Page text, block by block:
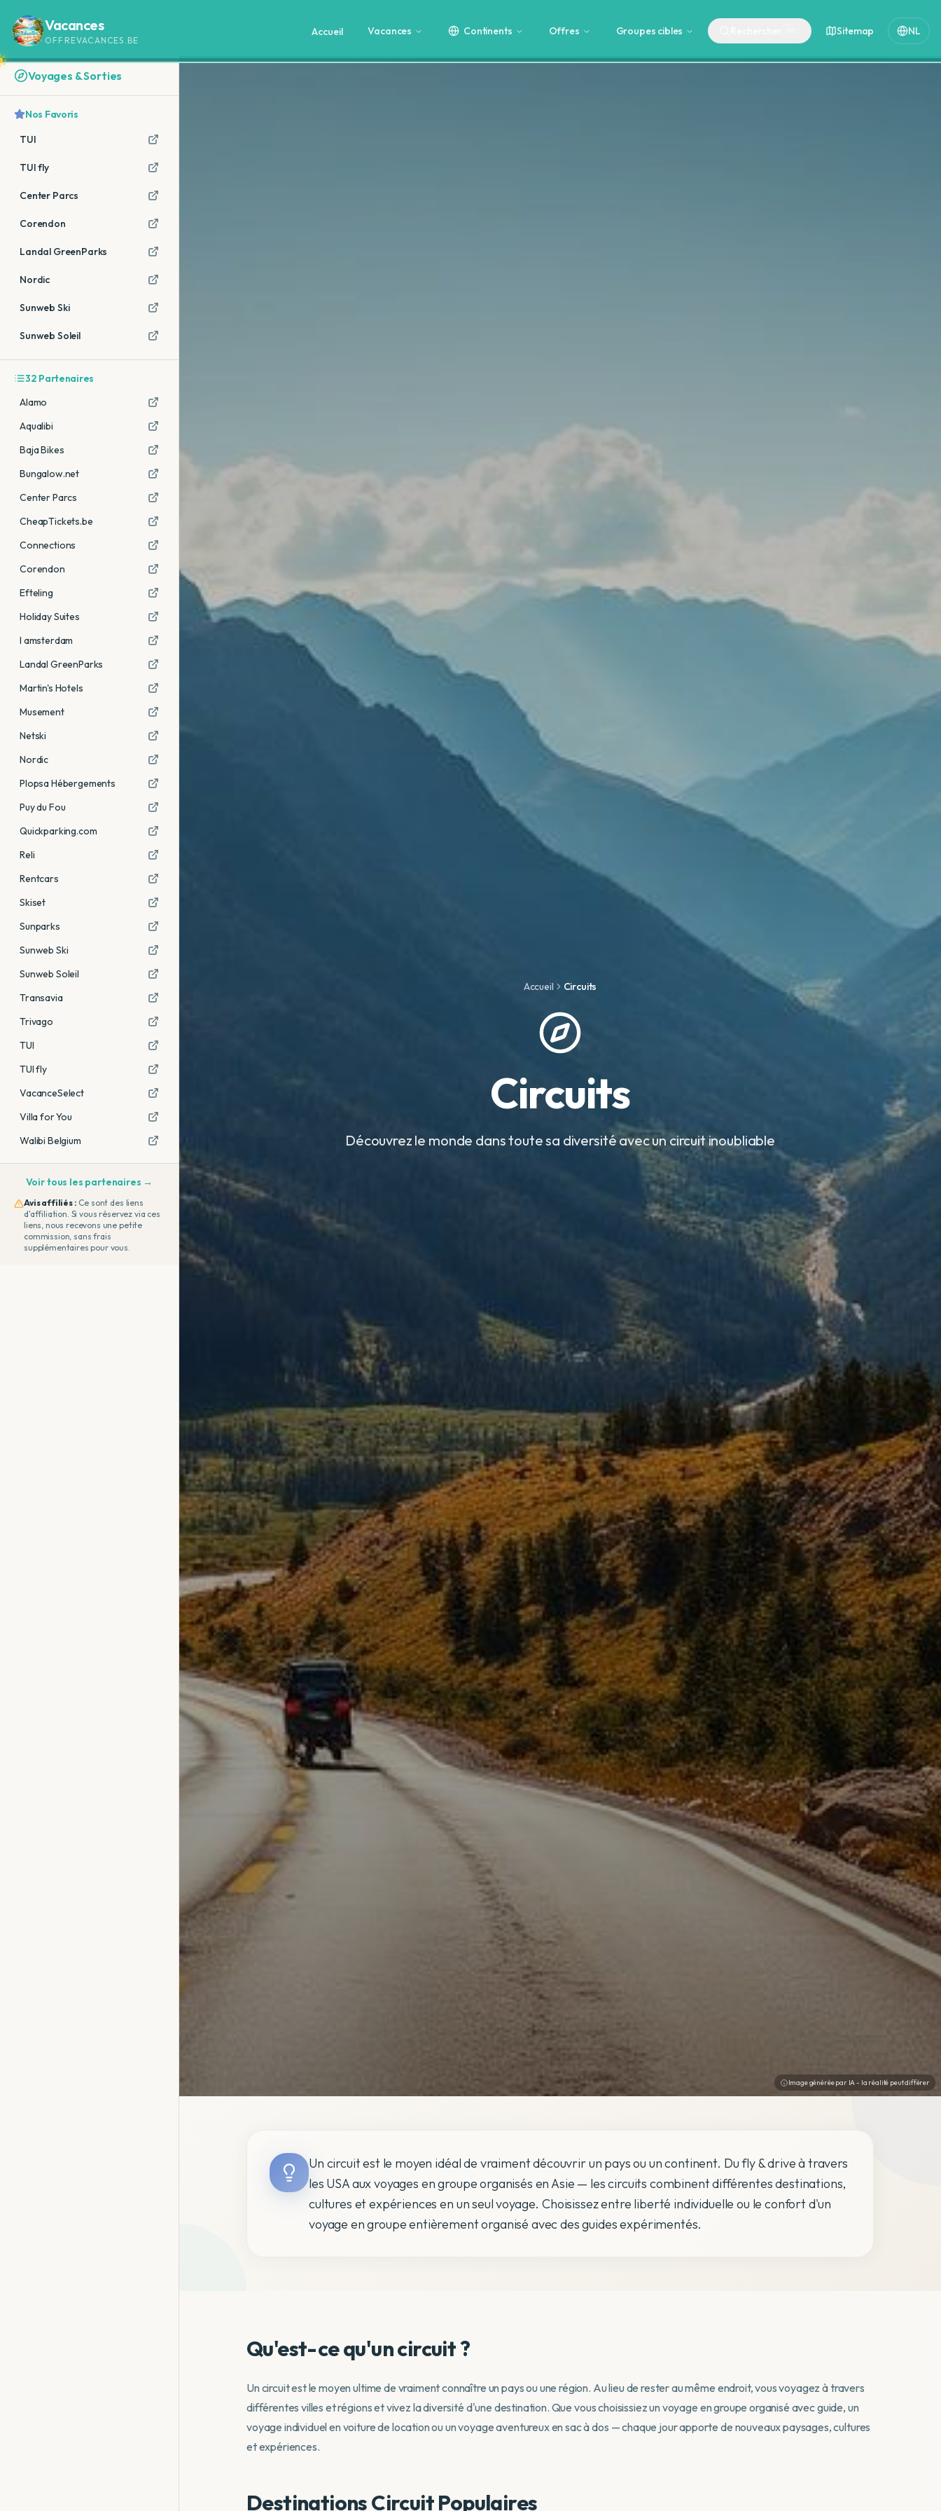
Vacances
OFFREVACANCES.BE
Accueil Vacances Continents Offres Groupes cibles Sitemap NL
Image générée par IA - la réalité peut différer
Accueil Circuits
Circuits
Découvrez le monde dans toute sa diversité avec un circuit inoubliable
Un circuit est le moyen idéal de vraiment découvrir un pays ou un continent. Du fly & drive à travers
les USA aux voyages en groupe organisés en Asie — les circuits combinent différentes destinations,
cultures et expériences en un seul voyage. Choisissez entre liberté individuelle ou le confort d'un
voyage en groupe entièrement organisé avec des guides expérimentés.
Qu'est-ce qu'un circuit ?
Un circuit est le moyen ultime de vraiment connaître un pays ou une région. Au lieu de rester au même endroit, vous voyagez à travers
différentes villes et régions et vivez la diversité d'une destination. Que vous choisissiez un voyage en groupe organisé avec guide, un
voyage individuel en voiture de location ou un voyage aventureux en sac à dos — chaque jour apporte de nouveaux paysages, cultures
et expériences.
Destinations Circuit Populaires
Voyages & Sorties
Nos Favoris
TUI
TUI fly
Center Parcs
Corendon
Landal GreenParks
Nordic
Sunweb Ski
Sunweb Soleil
32 Partenaires
Alamo
Aqualibi
Baja Bikes
Bungalow.net
Center Parcs
CheapTickets.be
Connections
Corendon
Efteling
Holiday Suites
I amsterdam
Landal GreenParks
Martin's Hotels
Musement
Netski
Nordic
Plopsa Hébergements
Puy du Fou
Quickparking.com
Reli
Rentcars
Skiset
Sunparks
Sunweb Ski
Sunweb Soleil
Transavia
Trivago
TUI
TUI fly
VacanceSelect
Villa for You
Walibi Belgium
Voir tous les partenaires →
Avis affiliés : Ce sont des liens
d'affiliation. Si vous réservez via ces
liens, nous recevons une petite
commission, sans frais
supplémentaires pour vous.